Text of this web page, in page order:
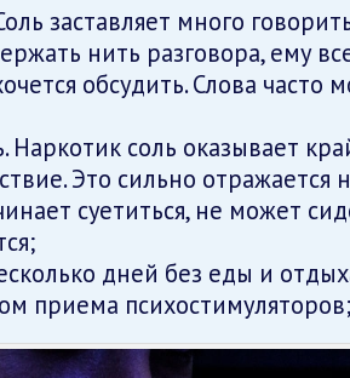
заставляет много
нить разговора, ему
обсудить. Слова часто
соль оказывает
Это сильно отражается
суетиться, не может
дней без еды и
приема психостимуляторов;